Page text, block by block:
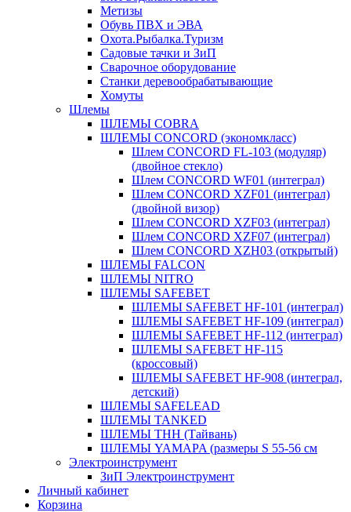
Метизы
Обувь ПВХ и ЭВА
Охота.Рыбалка.Туризм
Садовые тачки и ЗиП
Сварочное оборудование
Станки деревообрабатывающие
Хомуты
Шлемы
ШЛЕМЫ COBRA
ШЛЕМЫ CONCORD (экономкласс)
Шлем CONCORD FL-103 (модуляр)
(двойное стекло)
Шлем CONCORD WF01 (интеграл)
Шлем CONCORD XZF01 (интеграл)
(двойной визор)
Шлем CONCORD XZF03 (интеграл)
Шлем CONCORD XZF07 (интеграл)
Шлем CONCORD XZH03 (открытый)
ШЛЕМЫ FALCON
ШЛЕМЫ NITRO
ШЛЕМЫ SAFEBET
ШЛЕМЫ SAFEBET HF-101 (интеграл)
ШЛЕМЫ SAFEBET HF-109 (интеграл)
ШЛЕМЫ SAFEBET HF-112 (интеграл)
ШЛЕМЫ SAFEBET HF-115
(кроссовый)
ШЛЕМЫ SAFEBET HF-908 (интеграл,
детский)
ШЛЕМЫ SAFELEAD
ШЛЕМЫ TANKED
ШЛЕМЫ THH (Тайвань)
ШЛЕМЫ YAMAPA (размеры S 55-56 см
Электроинструмент
ЗиП Электроинструмент
Личный кабинет
Корзина